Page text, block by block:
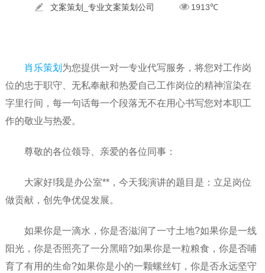
疫情当下公司企业品牌网络营销策划推广怎么做，国内知...
文案策划_专业文案策划公司 1913℃
肖乐策划 为您提供一对一专业代写服务，将您对工作岗
位的忠于职守、无私奉献和热爱自己工作岗位的精神渲染在
字里行间，每一句话每一个段落无不在用心书写您对本职工
作的敬业与热爱。
尊敬的各位领导、亲爱的各位同事：
大家好!我是办公室**，今天我演讲的题目是：立足岗位
做贡献，创先争优促发展。
如果你是一滴水，你是否滋润了一寸土地?如果你是一线
阳光，你是否照亮了一分黑暗?如果你是一粒粮食，你是否哺
育了有用的生命?如果你是小的一颗螺丝钉，你是否永远坚守